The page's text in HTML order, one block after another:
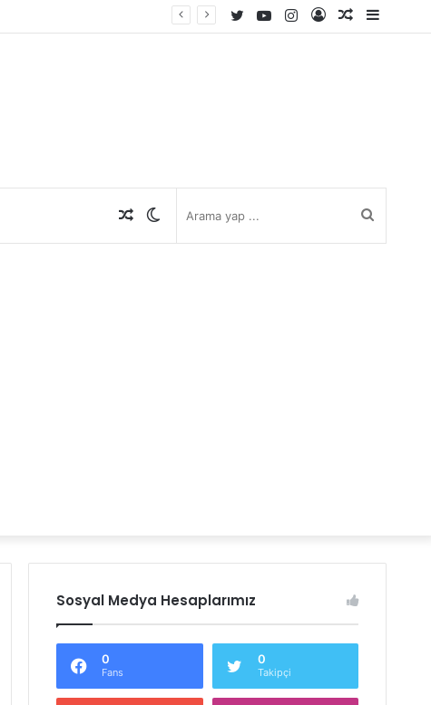
Rastgele
Kayıt
Instagram
YouTube
Twitter
Rastgele
Sosyal Medya Hesaplarımız
0
Fans
0
Takipçi